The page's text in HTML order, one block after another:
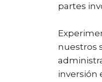
partes
nuestros
inversión